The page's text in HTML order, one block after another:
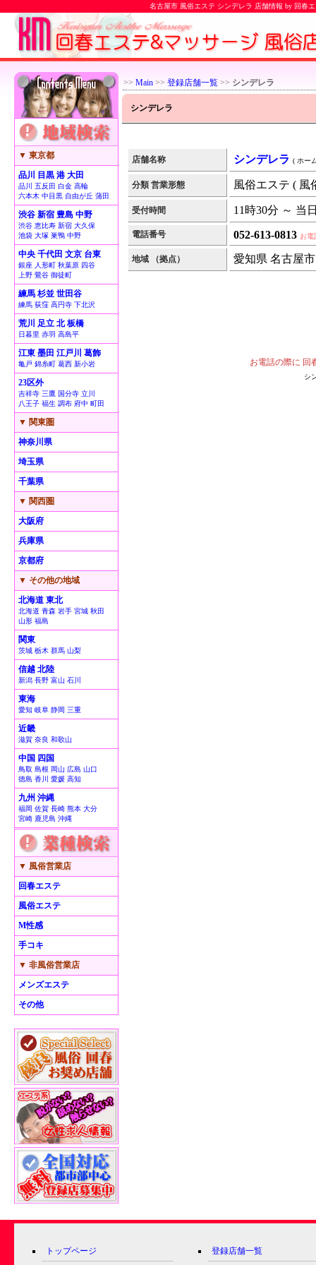
名古屋市 風俗エステ シンデレラ 店舗情報 by 回春
▼ 東京都
品川 目黒 港 大田
品川 五反田 白金 高輪
六本木 中目黒 自由が丘 蒲田
渋谷 新宿 豊島 中野
渋谷 恵比寿 新宿 大久保
池袋 大塚 巣鴨 中野
中央 千代田 文京 台東
銀座 人形町 秋葉原 四谷
上野 鶯谷 御徒町
練馬 杉並 世田谷
練馬 荻窪 高円寺 下北沢
荒川 足立 北 板橋
日暮里 赤羽 高島平
江東 墨田 江戸川 葛飾
亀戸 錦糸町 葛西 新小岩
23区外
吉祥寺 三鷹 国分寺 立川
八王子 福生 調布 府中 町田
▼ 関東圏
神奈川県
埼玉県
千葉県
▼ 関西圏
大阪府
兵庫県
京都府
▼ その他の地域
北海道 東北
北海道 青森 岩手 宮城 秋田
山形 福島
関東
茨城 栃木 群馬 山梨
信越 北陸
新潟 長野 富山 石川
東海
愛知 岐阜 静岡 三重
近畿
滋賀 奈良 和歌山
中国 四国
鳥取 島根 岡山 広島 山口
徳島 香川 愛媛 高知
九州 沖縄
福岡 佐賀 長崎 熊本 大分
宮崎 鹿児島 沖縄
▼ 風俗営業店
回春エステ
風俗エステ
M性感
手コキ
▼ 非風俗営業店
メンズエステ
その他
>> Main >> 登録店舗一覧 >> シンデレラ
シンデレラ
店舗名称 シンデレラ ( ホー
分類 営業形態 風俗エステ ( 風
受付時間 11時30分 ～ 当
電話番号 052-613-0813 お電
地域 （拠点） 愛知県 名古屋市
お電話の際に 回
シ
トップページ 登録店舗一覧